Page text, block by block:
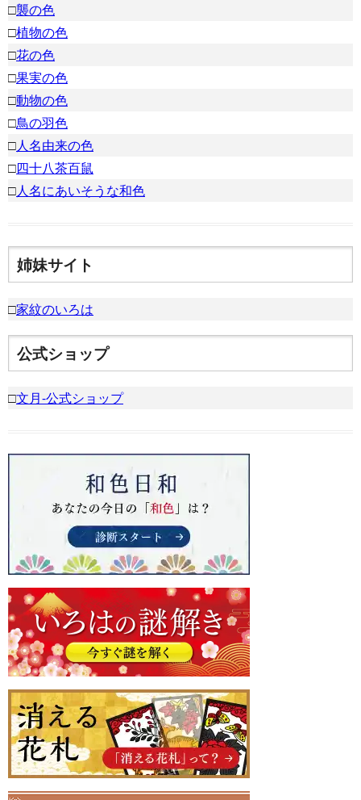
□襲の色
□植物の色
□花の色
□果実の色
□動物の色
□鳥の羽色
□人名由来の色
□四十八茶百鼠
□人名にあいそうな和色
姉妹サイト
□家紋のいろは
公式ショップ
□文月-公式ショップ